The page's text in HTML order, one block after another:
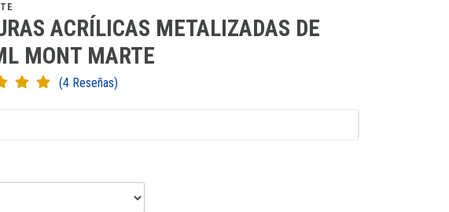
ACRÍLICAS METALIZADAS DE
MONT MARTE
(4 Reseñas)